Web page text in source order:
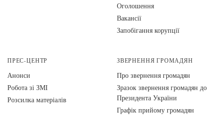
Оголошення
Вакансії
Запобігання корупції
ПРЕС-ЦЕНТР
Анонси
Робота зі ЗМІ
Розсилка матеріалів
ЗВЕРНЕННЯ ГРОМАДЯН
Про звернення громадян
Зразок звернення громадян до
Президента України
Графік прийому громадян